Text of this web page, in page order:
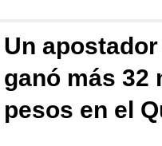
Un
ganó más 32
pesos en el